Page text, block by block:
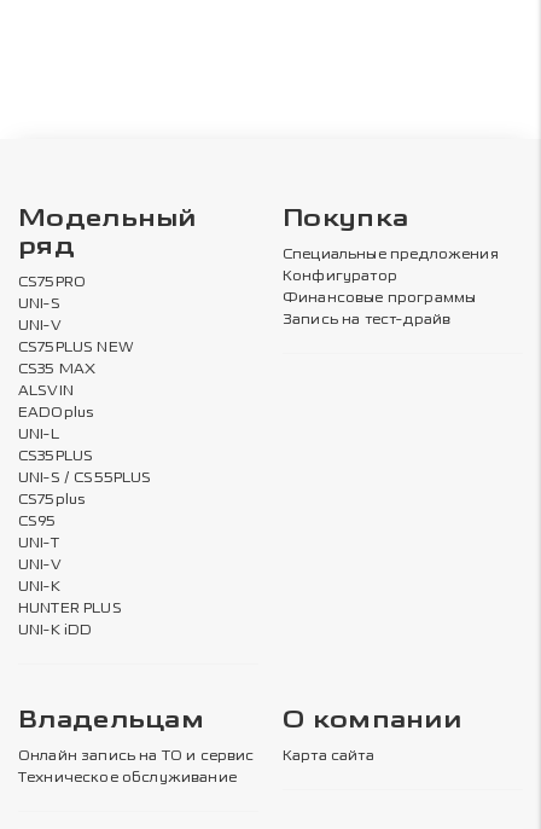
Модельный
ряд
CS75PRO
UNI-S
UNI-V
CS75PLUS NEW
CS35 MAX
ALSVIN
EADOplus
UNI-L
CS35PLUS
UNI-S / CS55PLUS
CS75plus
CS95
UNI-T
UNI-V
UNI-K
HUNTER PLUS
UNI-K iDD
Покупка
Специальные предложения
Конфигуратор
Финансовые программы
Запись на тест-драйв
Владельцам
Онлайн запись на ТО и сервис
Техническое обслуживание
О компании
Карта сайта